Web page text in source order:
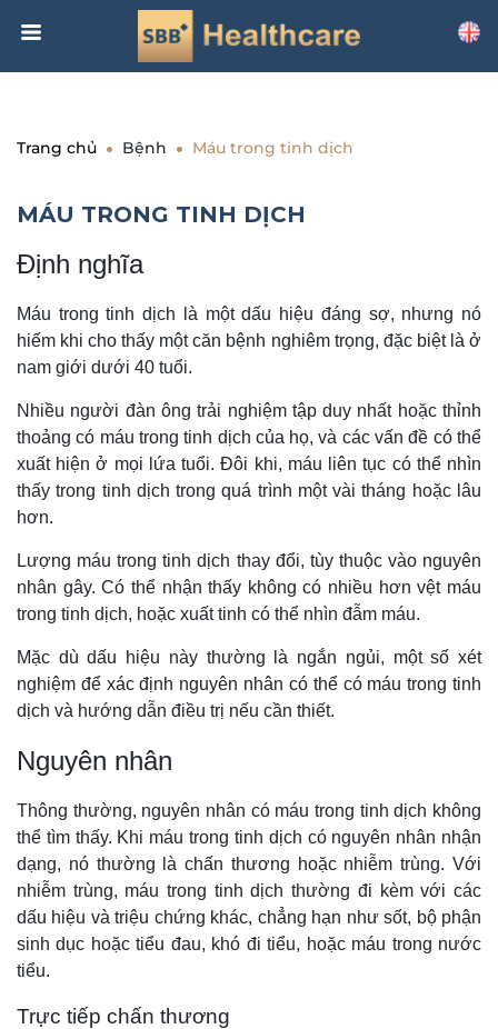
Trang chủ Bệnh Máu trong tinh dịch
MÁU TRONG TINH DỊCH
Định nghĩa
Máu trong tinh dịch là một dấu hiệu đáng sợ, nhưng nó
hiếm khi cho thấy một căn bệnh nghiêm trọng, đặc biệt là ở
nam giới dưới 40 tuổi.
Nhiều người đàn ông trải nghiệm tập duy nhất hoặc thỉnh
thoảng có máu trong tinh dịch của họ, và các vấn đề có thể
xuất hiện ở mọi lứa tuổi. Đôi khi, máu liên tục có thể nhìn
thấy trong tinh dịch trong quá trình một vài tháng hoặc lâu
hơn.
Lượng máu trong tinh dịch thay đổi, tùy thuộc vào nguyên
nhân gây. Có thể nhận thấy không có nhiều hơn vệt máu
trong tinh dịch, hoặc xuất tinh có thể nhìn đẫm máu.
Mặc dù dấu hiệu này thường là ngắn ngủi, một số xét
nghiệm để xác định nguyên nhân có thể có máu trong tinh
dịch và hướng dẫn điều trị nếu cần thiết.
Nguyên nhân
Thông thường, nguyên nhân có máu trong tinh dịch không
thể tìm thấy. Khi máu trong tinh dịch có nguyên nhân nhận
dạng, nó thường là chấn thương hoặc nhiễm trùng. Với
nhiễm trùng, máu trong tinh dịch thường đi kèm với các
dấu hiệu và triệu chứng khác, chẳng hạn như sốt, bộ phận
sinh dục hoặc tiểu đau, khó đi tiểu, hoặc máu trong nước
tiểu.
Trực tiếp chấn thương